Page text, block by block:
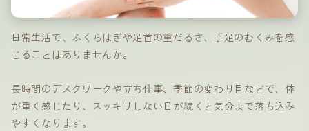
日常生活で、ふくらはぎや足首の重だるさ、手足のむくみを感
じることはありませんか。
長時間のデスクワークや立ち仕事、季節の変わり目などで、体
が重く感じたり、スッキリしない日が続くと気分まで落ち込み
やすくなります。